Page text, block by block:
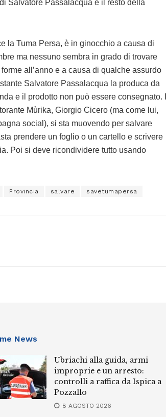
Salvatore Passalacqua e il resto della
la Tuma Persa, è in ginocchio a causa di
ma nessuno sembra in grado di trovare
all’anno e a causa di qualche assurdo
Salvatore Passalacqua la produca da
e il prodotto non può essere consegnato. Il
Mùrika, Giorgio Cicero (ma come lui,
social), si sta muovendo per salvare
prendere un foglio o un cartello e scrivere
Poi si deve ricondividere tutto usando
Provincia salvare savetumapersa
News
Ubriachi alla guida, armi
improprie e un arresto:
controlli a raffica da Ispica a
Pozzallo
8 AGOSTO 2026